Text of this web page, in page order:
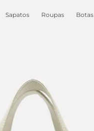
Sapatos Roupas Botas